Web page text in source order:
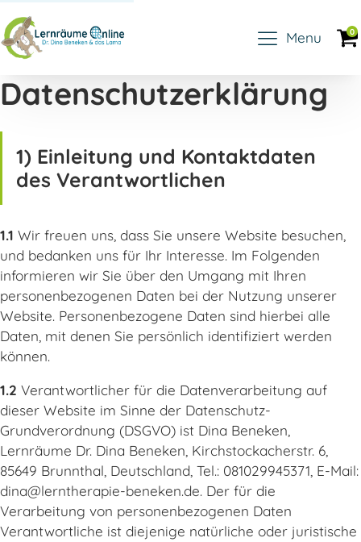
Menu 0
Datenschutzerklärung
1) Einleitung und Kontaktdaten
des Verantwortlichen
1.1 Wir freuen uns, dass Sie unsere Website besuchen,
und bedanken uns für Ihr Interesse. Im Folgenden
informieren wir Sie über den Umgang mit Ihren
personenbezogenen Daten bei der Nutzung unserer
Website. Personenbezogene Daten sind hierbei alle
Daten, mit denen Sie persönlich identifiziert werden
können.
1.2 Verantwortlicher für die Datenverarbeitung auf
dieser Website im Sinne der Datenschutz-
Grundverordnung (DSGVO) ist Dina Beneken,
Lernräume Dr. Dina Beneken, Kirchstockacherstr. 6,
85649 Brunnthal, Deutschland, Tel.: 081029945371, E-Mail:
dina@lerntherapie-beneken.de. Der für die
Verarbeitung von personenbezogenen Daten
Verantwortliche ist diejenige natürliche oder juristische